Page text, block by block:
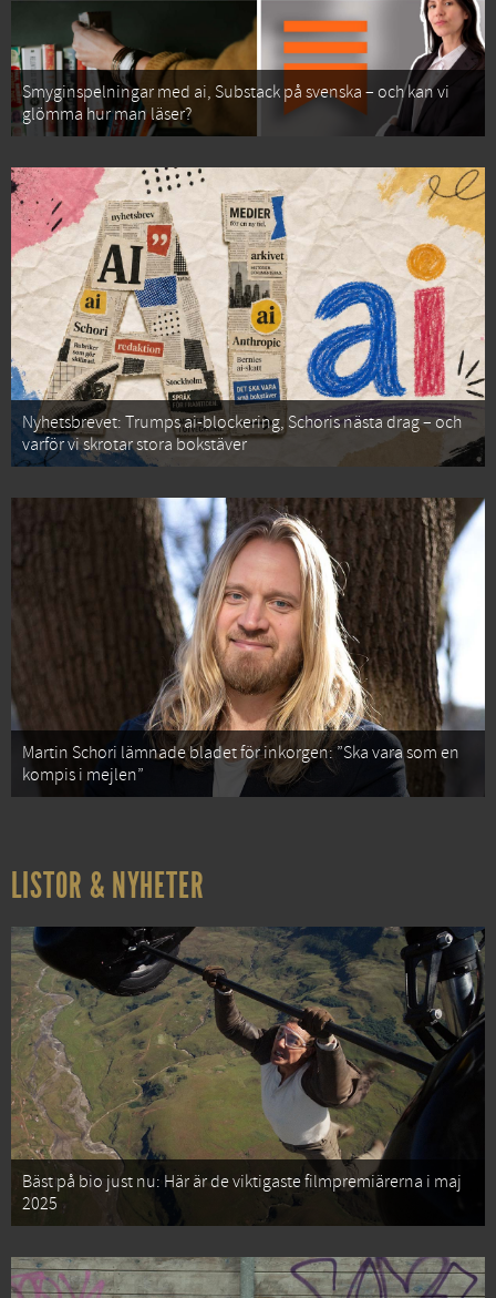
Smyginspelningar med ai, Substack på svenska – och kan vi
glömma hur man läser?
Nyhetsbrevet: Trumps ai-blockering, Schoris nästa drag – och
varför vi skrotar stora bokstäver
Martin Schori lämnade bladet för inkorgen: ”Ska vara som en
kompis i mejlen”
LISTOR & NYHETER
Bäst på bio just nu: Här är de viktigaste filmpremiärerna i maj
2025